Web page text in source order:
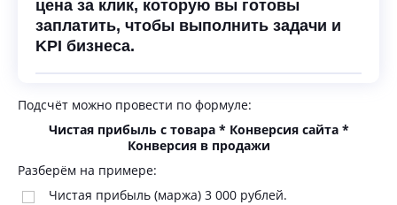
цена за клик, которую вы готовы
заплатить, чтобы выполнить задачи и
KPI бизнеса.
Подсчёт можно провести по формуле:
Чистая прибыль с товара * Конверсия сайта *
Конверсия в продажи
Разберём на примере:
Чистая прибыль (маржа) 3 000 рублей.